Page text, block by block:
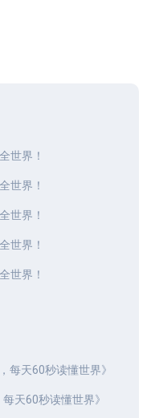
世界！
世界！
世界！
世界！
世界！
每天60秒读懂世界》
天60秒读懂世界》